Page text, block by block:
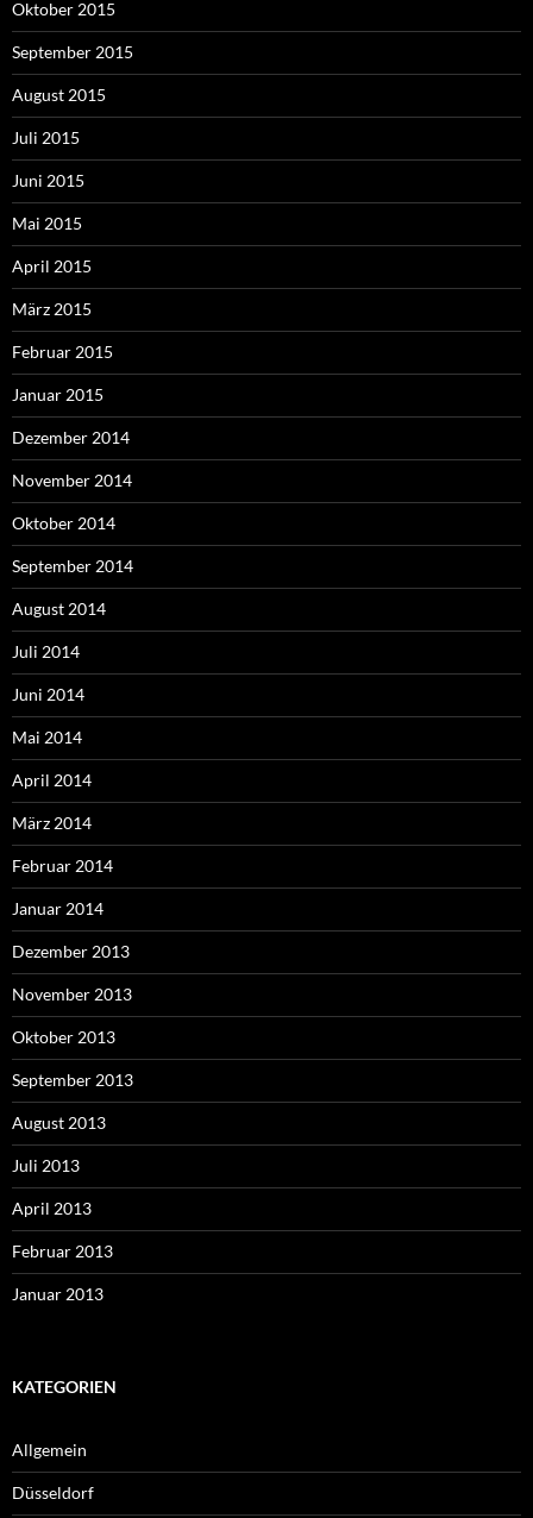
Oktober 2015
September 2015
August 2015
Juli 2015
Juni 2015
Mai 2015
April 2015
März 2015
Februar 2015
Januar 2015
Dezember 2014
November 2014
Oktober 2014
September 2014
August 2014
Juli 2014
Juni 2014
Mai 2014
April 2014
März 2014
Februar 2014
Januar 2014
Dezember 2013
November 2013
Oktober 2013
September 2013
August 2013
Juli 2013
April 2013
Februar 2013
Januar 2013
KATEGORIEN
Allgemein
Düsseldorf